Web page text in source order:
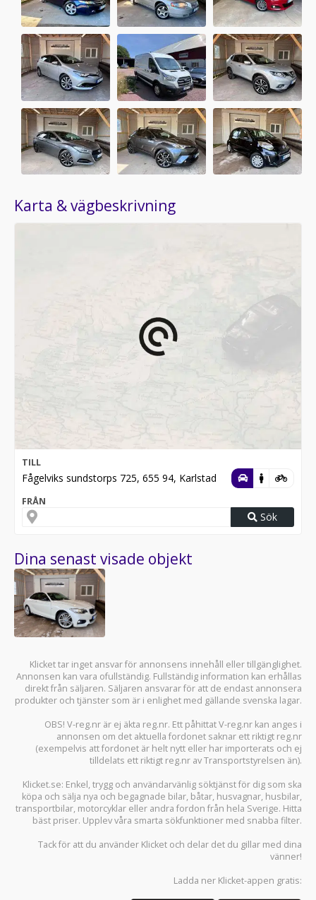
Karta & vägbeskrivning
TILL
Fågelviks sundstorps 725, 655 94, Karlstad
FRÅN
Sök
Dina senast visade objekt
Klicket tar inget ansvar för annonsens innehåll eller tillgänglighet.
Annonsen kan vara ofullständig. Fullständig information kan erhållas
direkt från säljaren. Säljaren ansvarar för att de endast annonsera
produkter och tjänster som är i enlighet med gällande svenska lagar.
OBS! V-reg.nr är ej äkta reg.nr. Ett påhittat V-reg.nr kan anges i
annonsen om det aktuella fordonet saknar ett riktigt reg.nr
(exempelvis att fordonet är helt nytt eller har importerats och ej
tilldelats ett riktigt reg.nr av Transportstyrelsen än).
Klicket.se: Enkel, trygg och användarvänlig söktjänst för dig som ska
köpa och sälja nya och begagnade bilar, båtar, husvagnar, husbilar,
transportbilar, motorcyklar eller andra fordon från hela Sverige. Hitta
bäst priser. Upplev våra smarta sökfunktioner med snabba filter.
Tack för att du använder Klicket och delar det du gillar med dina
vänner!
Ladda ner Klicket-appen gratis: